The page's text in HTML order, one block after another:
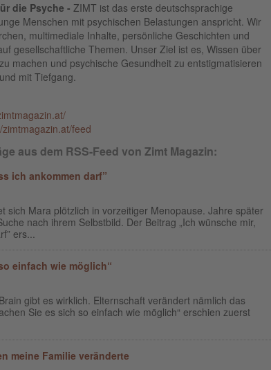
die Psyche - ZIMT ist das erste deutschsprachige
Menschen mit psychischen Belastungen anspricht. Wir
multimediale Inhalte, persönliche Geschichten und
gesellschaftliche Themen. Unser Ziel ist es, Wissen über
machen und psychische Gesundheit zu entstigmatisieren
mit Tiefgang.
zimtmagazin.at/feed
aus dem RSS-Feed von Zimt Magazin:
ich ankommen darf”
sich Mara plötzlich in vorzeitiger Menopause. Jahre später
nach ihrem Selbstbild. Der Beitrag „Ich wünsche mir,
ers...
einfach wie möglich“
gibt es wirklich. Elternschaft verändert nämlich das
Sie es sich so einfach wie möglich“ erschien zuerst
meine Familie veränderte